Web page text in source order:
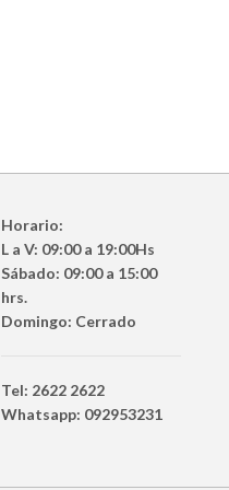
Horario:
L a V: 09:00 a 19:00Hs
Sábado: 09:00 a 15:00
hrs.
Domingo: Cerrado
Tel: 2622 2622
Whatsapp: 092953231